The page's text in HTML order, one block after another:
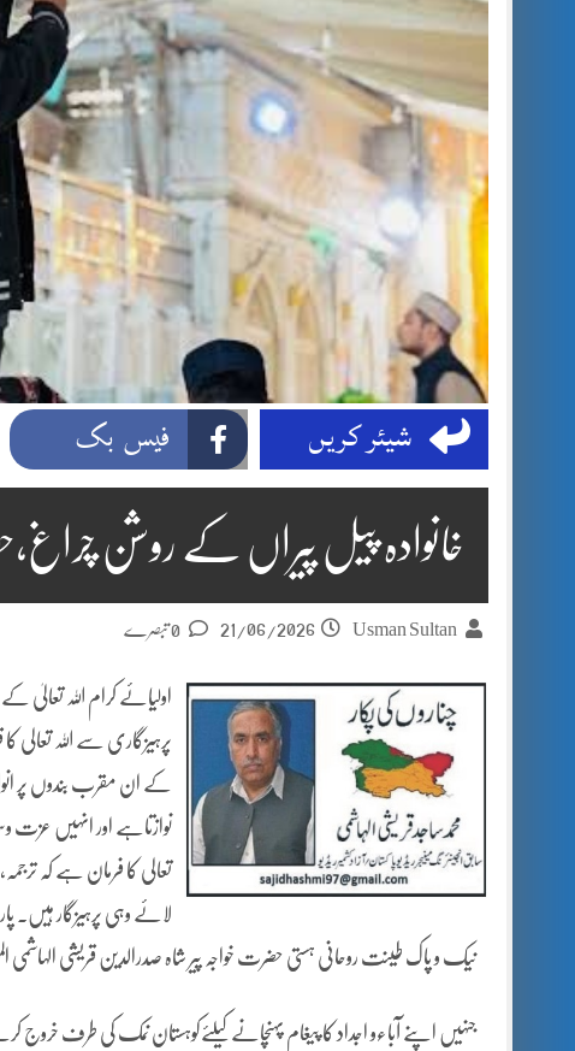
شیئر کریں فیس بک
خانوادہ پیل پیراں کے روشن
Usman Sultan
21/06/2026
اولیائے کرام اللہ
پرہیزگاری سے اللہ تعالی
کے ان مقرب بندوں پر
نوازتاہے اور انہیں عزت
تعالی کا فرمان ہے کہ
نیک و پاک طینت روحانی ہستی حضرت خواجہ پیر شاہ صدرالدین قریشی الہاشمی
جنہیں اپنے آباءو اجداد کا پیغام پہنچانے کیلئےکوہستان نمک کی طرف